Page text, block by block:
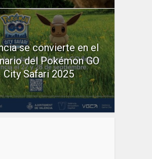
se convierte en el
del Pokémon GO
City Safari 2025